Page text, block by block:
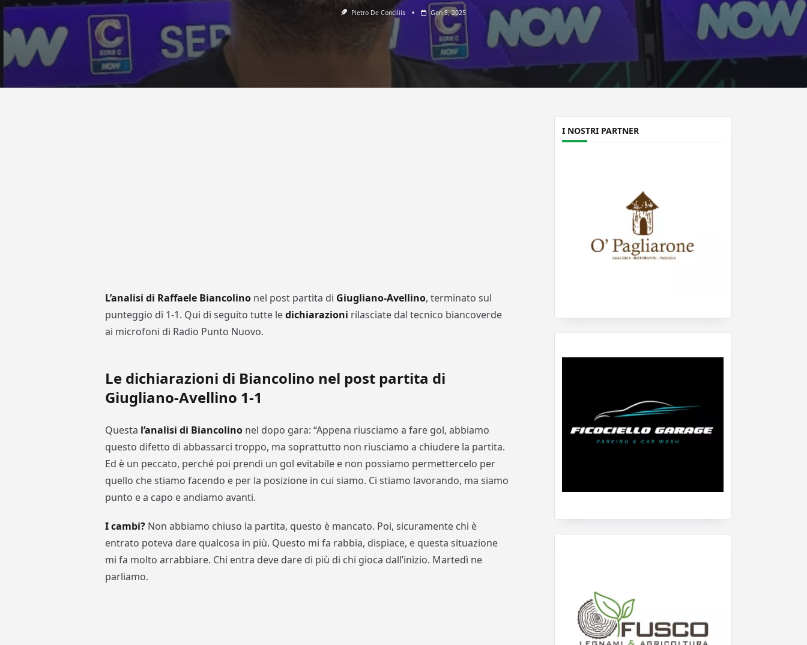
Pietro De Conciliis Gen 5, 2025
L’analisi di Raffaele Biancolino nel post partita di Giugliano-Avellino, terminato sul
punteggio di 1-1. Qui di seguito tutte ledichiarazioni rilasciate dal tecnico biancoverde
ai microfoni di Radio Punto Nuovo.
Le dichiarazioni di Biancolino nel post partita di
Giugliano-Avellino 1-1
Questa l’analisi di Biancolino nel dopo gara: “Appena riusciamo a fare gol, abbiamo
questo difetto di abbassarci troppo, ma soprattutto non riusciamo a chiudere la partita.
Ed è un peccato, perché poi prendi un gol evitabile e non possiamo permettercelo per
quello che stiamo facendo e per la posizione in cui siamo. Ci stiamo lavorando, ma siamo
punto e a capo e andiamo avanti.
I cambi? Non abbiamo chiuso la partita, questo è mancato. Poi, sicuramente chi è
entrato poteva dare qualcosa in più. Questo mi fa rabbia, dispiace, e questa situazione
mi fa molto arrabbiare. Chi entra deve dare di più di chi gioca dall’inizio. Martedì ne
parliamo.
I NOSTRI PARTNER